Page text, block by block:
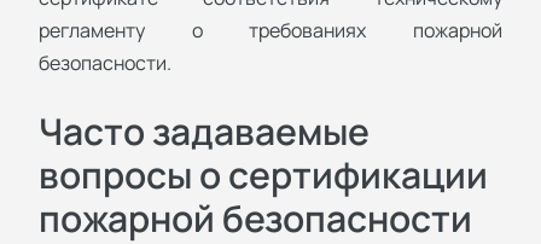
регламенту о требованиях пожарной
безопасности.
Часто задаваемые
вопросы о сертификации
пожарной безопасности